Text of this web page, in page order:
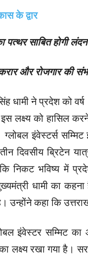
साबित होगी लंदन-
और रोजगार की
धामी ने प्रदेश को
इस लक्ष्य को हासिल
इंवेस्टर्स
दिवसीय ब्रिटेन
निकट भविष्य में
धामी का
उन्होंने कहा कि
इंवेस्टर सम्मिट
लक्ष्य रखा गया है।